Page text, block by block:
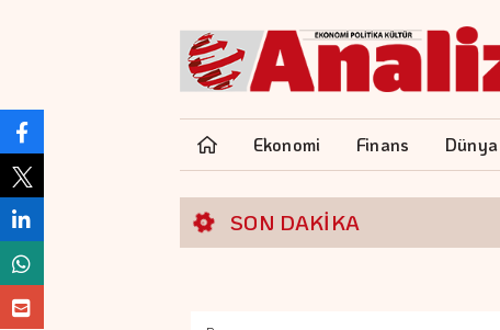
Ekonomi Finans Dünya
SON DAKİKA